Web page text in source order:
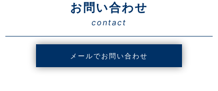
お問い合わせ
contact
メールでお問い合わせ